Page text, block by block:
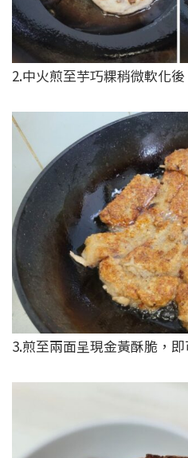
2.中火煎至芋巧粿稍微軟化
3.煎至兩面呈現金黃酥脆，即